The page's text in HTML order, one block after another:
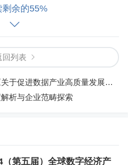
价值的认识不断提升，数据咨询服
，数据咨询服务将更加注重实战经
有前瞻性和可操作性的数据解决方
的业务增长。同时，随着人工智
，数据咨询服务将更加智能化和个
是一种集数据采集、存储、处理、
数据服务平台。它利用大数据、云
为企业提供一站式的数据解决方
剩余的55%
回列表
业高质量发展的指导意见》对数商界的发展深度剖析
析与企业范畴探索
（第五届）全球数字经济产